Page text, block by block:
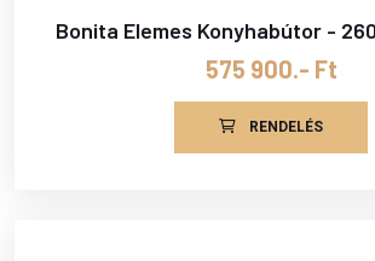
Bonita Elemes Konyhabútor -
575 900.- Ft
RENDELÉS